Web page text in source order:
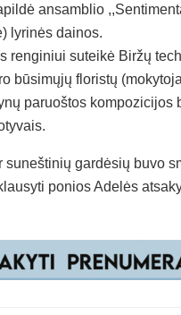
ansamblio
lyrinės dainos.
renginiui suteikė Biržų
būsimųjų floristų
paruoštos kompozicijos
suneštinių gardėsių buvo
ponios Adelės